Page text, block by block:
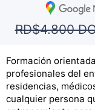
RD$4.800
Formación
profesionales del
residencias,
cualquier persona